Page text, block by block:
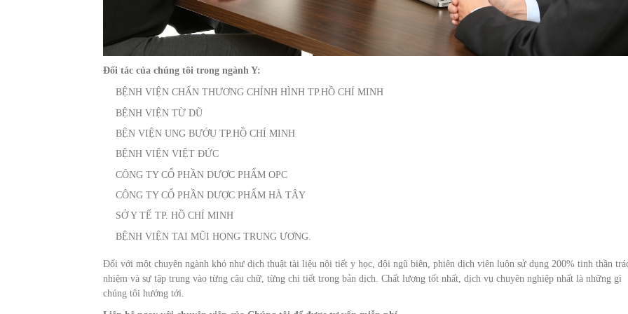
Đối tác của chúng tôi trong ngành Y:
BỆNH VIỆN CHẤN THƯƠNG CHỈNH HÌNH TP.HỒ CHÍ MINH
BỆNH VIỆN TỪ DŨ
BỆN VIỆN UNG BƯỚU TP.HỒ CHÍ MINH
BỆNH VIỆN VIỆT ĐỨC
CÔNG TY CỔ PHẦN DƯỢC PHẨM OPC
CÔNG TY CỔ PHẦN DƯỢC PHẨM HÀ TÂY
SỞ Y TẾ TP. HỒ CHÍ MINH
BỆNH VIỆN TAI MŨI HỌNG TRUNG ƯƠNG.
Đối với một chuyên ngành khó như dịch thuật tài liệu nội tiết y học, đội ngũ biên, phiên dịch viên luôn sử dụng 200% tinh thần
nhiệm và sự tập trung vào từng câu chữ, từng chi tiết trong bản dịch. Chất lượng tốt nhất, dịch vụ chuyên nghiệp nhất là những gì
chúng tôi hướng tới.